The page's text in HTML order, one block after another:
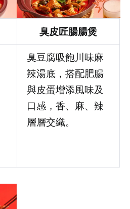
臭皮匠腸腸煲
臭豆腐吸飽川味麻
辣湯底，搭配肥腸
與皮蛋增添風味及
口感，香、麻、辣
層層交織。